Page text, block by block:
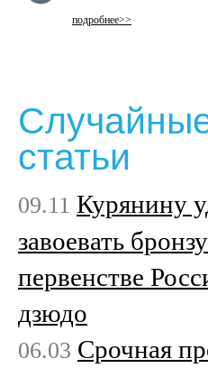
подробнее>>
статьи
09.11 Курянину
завоевать
первенстве
дзюдо
06.03 Срочная